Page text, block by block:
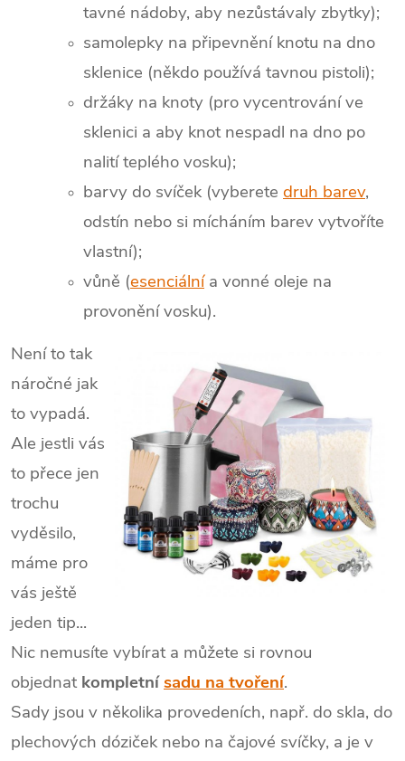
tavné nádoby, aby nezůstávaly zbytky);
samolepky na připevnění knotu na dno
sklenice (někdo používá tavnou pistoli);
držáky na knoty (pro vycentrování ve
sklenici a aby knot nespadl na dno po
nalití teplého vosku);
barvy do svíček (vyberete druh barev,
odstín nebo si mícháním barev vytvoříte
vlastní);
vůně (esenciálnía vonné oleje na
provonění vosku).
Není to tak
náročné jak
to vypadá.
Ale jestli vás
to přece jen
trochu
vyděsilo,
máme pro
vás ještě
jeden tip...
Nic nemusíte vybírat a můžete si rovnou
objednatkompletnísadu na tvoření.
Sady jsou v několika provedeních, např. do skla, do
plechových dóziček nebo na čajové svíčky, a je v